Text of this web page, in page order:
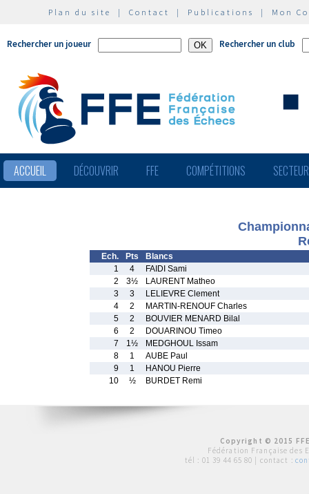
Plan du site | Contact | Publications | Mon
Rechercher un joueur Rechercher un club
ACCUEIL DÉCOUVRIR FFE COMPÉTITIONS
Ech. Pts
Blancs
1
4
FAIDI Sami
2
3½
LAURENT Matheo
3
3
LELIEVRE Clement
4
2
MARTIN-RENOUF Charles
5
2
BOUVIER MENARD Bilal
6
2
DOUARINOU Timeo
7
1½
MEDGHOUL Issam
8
1
AUBE Paul
9
1
HANOU Pierre
10
½ BURDET Remi
Copyright © 2015
Fédération Française des
tél : 01 39 44 65 80 | contact :